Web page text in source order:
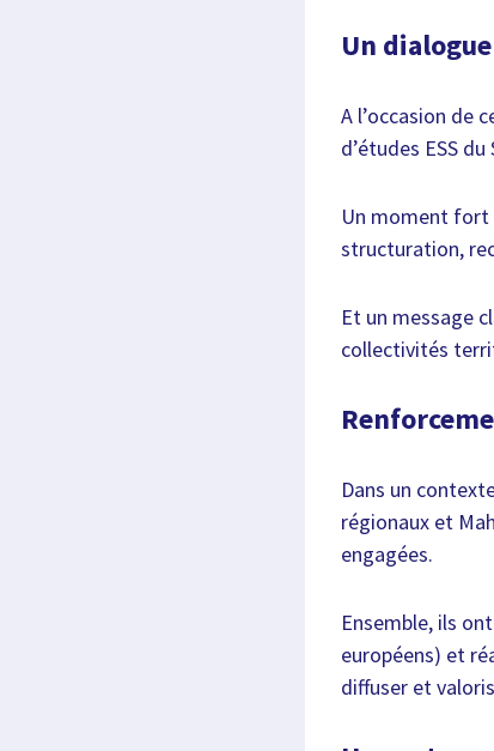
Un
A l’occasion de
d’études ESS
Un moment fort
structuration,
Et un message
collectivités
Dans un
régionaux et
engagées.
Ensemble, ils
européens) et
diffuser et